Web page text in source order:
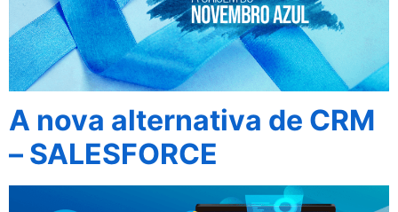
A nova alternativa de CRM
– SALESFORCE